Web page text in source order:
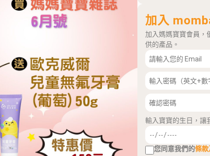
加入
加入媽媽寶寶會員，
供的產品。
輸入寶寶的生日，讓
您同意我們的條款